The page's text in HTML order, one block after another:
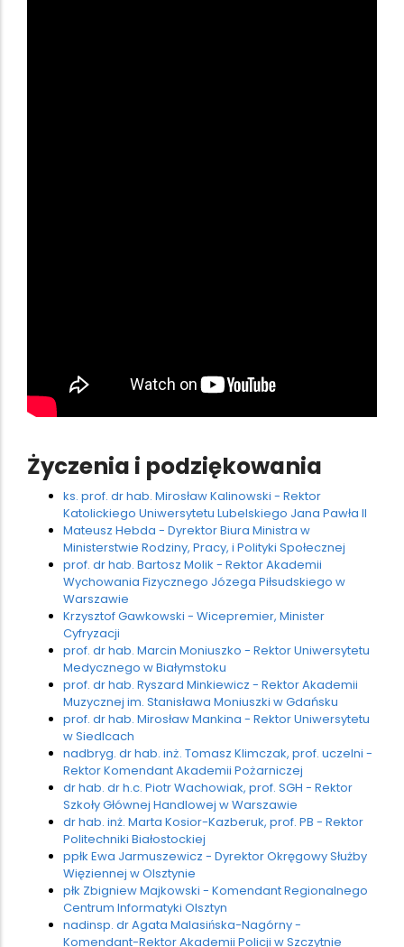
Życzenia i podziękowania
ks. prof. dr hab. Mirosław Kalinowski - Rektor
Katolickiego Uniwersytetu Lubelskiego Jana Pawła II
Mateusz Hebda - Dyrektor Biura Ministra w
Ministerstwie Rodziny, Pracy, i Polityki Społecznej
prof. dr hab. Bartosz Molik - Rektor Akademii
Wychowania Fizycznego Józega Piłsudskiego w
Warszawie
Krzysztof Gawkowski - Wicepremier, Minister
Cyfryzacji
prof. dr hab. Marcin Moniuszko - Rektor Uniwersytetu
Medycznego w Białymstoku
prof. dr hab. Ryszard Minkiewicz - Rektor Akademii
Muzycznej im. Stanisława Moniuszki w Gdańsku
prof. dr hab. Mirosław Mankina - Rektor Uniwersytetu
w Siedlcach
nadbryg. dr hab. inż. Tomasz Klimczak, prof. uczelni -
Rektor Komendant Akademii Pożarniczej
dr hab. dr h.c. Piotr Wachowiak, prof. SGH - Rektor
Szkoły Głównej Handlowej w Warszawie
dr hab. inż. Marta Kosior-Kazberuk, prof. PB - Rektor
Politechniki Białostockiej
ppłk Ewa Jarmuszewicz - Dyrektor Okręgowy Służby
Więziennej w Olsztynie
płk Zbigniew Majkowski - Komendant Regionalnego
Centrum Informatyki Olsztyn
nadinsp. dr Agata Malasińska-Nagórny -
Komendant-Rektor Akademii Policji w Szczytnie